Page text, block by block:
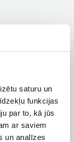
saturu un
funkcijas
par to, kā jūs
ar saviem
un analīzes